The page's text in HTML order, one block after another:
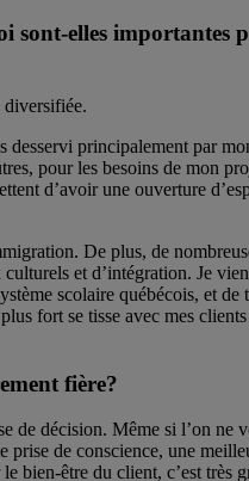
sont-elles importantes
diversifiée.
desservi principalement par
pour les besoins de mon
d’avoir une ouverture
De plus, de
et d’intégration. Je
scolaire québécois, et de
fort se tisse avec mes clients
fière?
de décision. Même si l’on ne
prise de conscience, une
bien-être du client, c’est très